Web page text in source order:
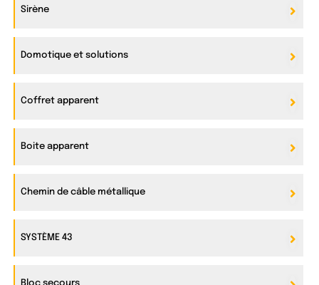
Sirène
Domotique et solutions
Coffret apparent
Boite apparent
Chemin de câble métallique
SYSTÈME 43
Bloc secours